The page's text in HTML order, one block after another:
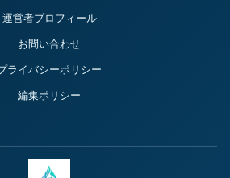
運営者プロフィール
お問い合わせ
ライバシーポリシー
編集ポリシー